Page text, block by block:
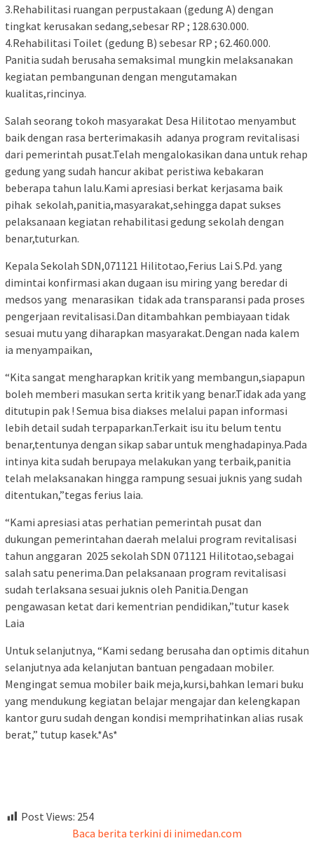
3.Rehabilitasi ruangan perpustakaan (gedung A) dengan
tingkat kerusakan sedang,sebesar RP ; 128.630.000.
4.Rehabilitasi Toilet (gedung B) sebesar RP ; 62.460.000.
Panitia sudah berusaha semaksimal mungkin melaksanakan
kegiatan pembangunan dengan mengutamakan
kualitas,rincinya.
Salah seorang tokoh masyarakat Desa Hilitotao menyambut
baik dengan rasa berterimakasih adanya program revitalisasi
dari pemerintah pusat.Telah mengalokasikan dana untuk rehap
gedung yang sudah hancur akibat peristiwa kebakaran
beberapa tahun lalu.Kami apresiasi berkat kerjasama baik
pihak sekolah,panitia,masyarakat,sehingga dapat sukses
pelaksanaan kegiatan rehabilitasi gedung sekolah dengan
benar,tuturkan.
Kepala Sekolah SDN,071121 Hilitotao,Ferius Lai S.Pd. yang
dimintai konfirmasi akan dugaan isu miring yang beredar di
medsos yang menarasikan tidak ada transparansi pada proses
pengerjaan revitalisasi.Dan ditambahkan pembiayaan tidak
sesuai mutu yang diharapkan masyarakat.Dengan nada kalem
ia menyampaikan,
“Kita sangat mengharapkan kritik yang membangun,siapapun
boleh memberi masukan serta kritik yang benar.Tidak ada yang
ditutupin pak ! Semua bisa diakses melalui papan informasi
lebih detail sudah terpaparkan.Terkait isu itu belum tentu
benar,tentunya dengan sikap sabar untuk menghadapinya.Pada
intinya kita sudah berupaya melakukan yang terbaik,panitia
telah melaksanakan hingga rampung sesuai juknis yang sudah
ditentukan,”tegas ferius laia.
“Kami apresiasi atas perhatian pemerintah pusat dan
dukungan pemerintahan daerah melalui program revitalisasi
tahun anggaran 2025 sekolah SDN 071121 Hilitotao,sebagai
salah satu penerima.Dan pelaksanaan program revitalisasi
sudah terlaksana sesuai juknis oleh Panitia.Dengan
pengawasan ketat dari kementrian pendidikan,”tutur kasek
Laia
Untuk selanjutnya, “Kami sedang berusaha dan optimis ditahun
selanjutnya ada kelanjutan bantuan pengadaan mobiler.
Mengingat semua mobiler baik meja,kursi,bahkan lemari buku
yang mendukung kegiatan belajar mengajar dan kelengkapan
kantor guru sudah dengan kondisi memprihatinkan alias rusak
berat,” tutup kasek.*As*
Post Views: 254
Baca berita terkini di inimedan.com